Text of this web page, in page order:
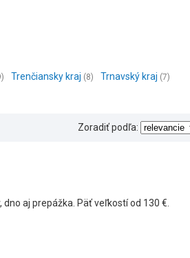
Trenčiansky kraj (8) Trnavský kraj (7)
Zoradiť podľa:
aj prepážka. Päť veľkostí od 130 €.